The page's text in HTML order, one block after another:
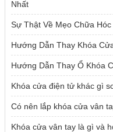
Nhất
Sự Thật Về Mẹo Chữa
Hướng Dẫn Thay Khóa
Hướng Dẫn Thay Ổ Khóa
Khóa cửa điện tử khác gì
Có nên lắp khóa cửa vân
Khóa cửa vân tay là gì và